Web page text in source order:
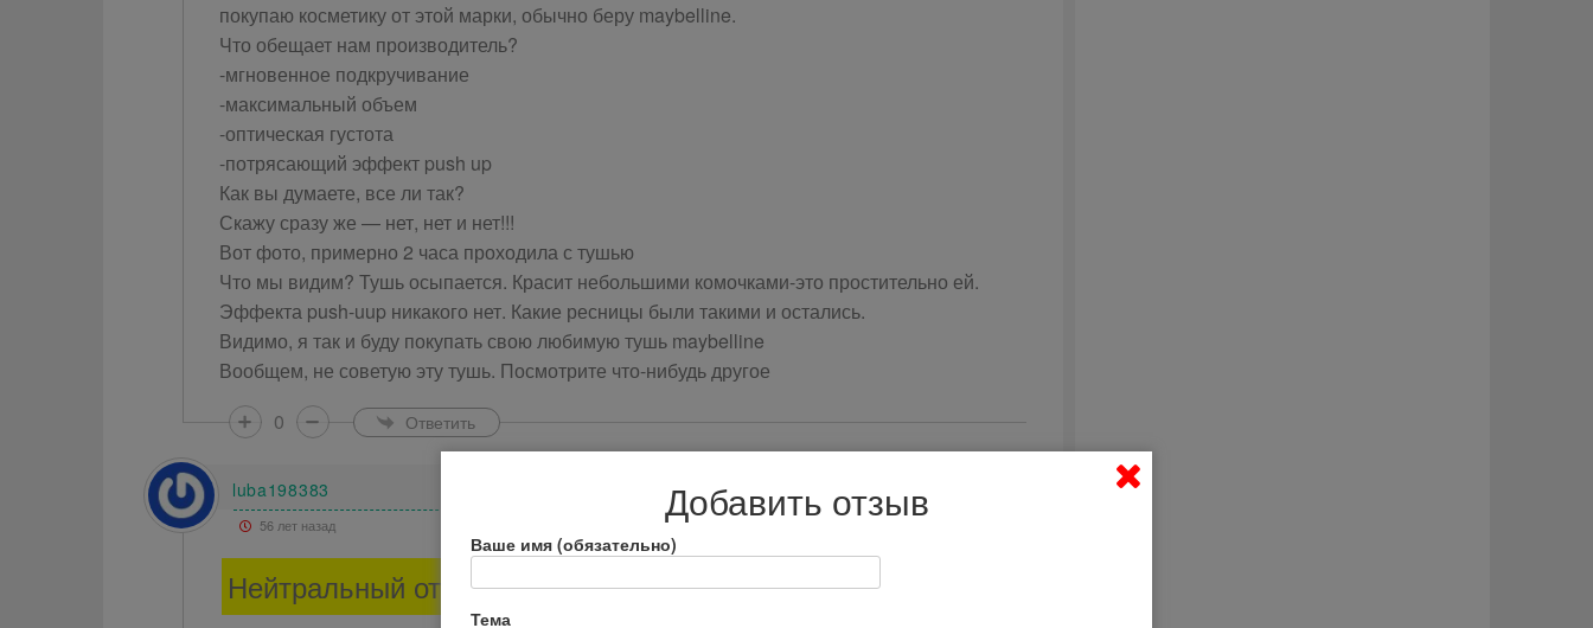
покупаю косметику от этой марки, обычно беру maybelline.
Что обещает нам производитель?
-мгновенное подкручивание
-максимальный объем
-оптическая густота
-потрясающий эффект push up
Как вы думаете, все ли так?
Скажу сразу же — нет, нет и нет!!!
Вот фото, примерно 2 часа проходила с тушью
Что мы видим? Тушь осыпается. Красит небольшими комочками-это простительно ей.
Эффекта push-uup никакого нет. Какие ресницы были такими и остались.
Видимо, я так и буду покупать свою любимую тушь maybelline
Вообщем, не советую эту тушь. Посмотрите что-нибудь другое
0
Ответить
luba198383
56 лет назад
Нейтральный отзыв
Добавить отзыв
Ваше имя (обязательно)
Тема